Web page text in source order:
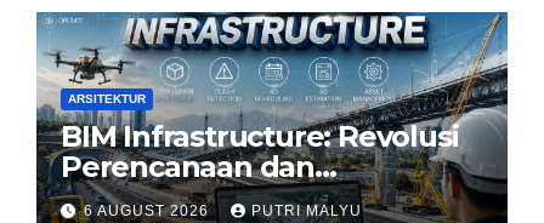
ARSITEKTUR
BIM Infrastructure: Revolusi
Perencanaan dan
Pengelolaan Infrastruktur
6 AUGUST 2026 PUTRI MALYU